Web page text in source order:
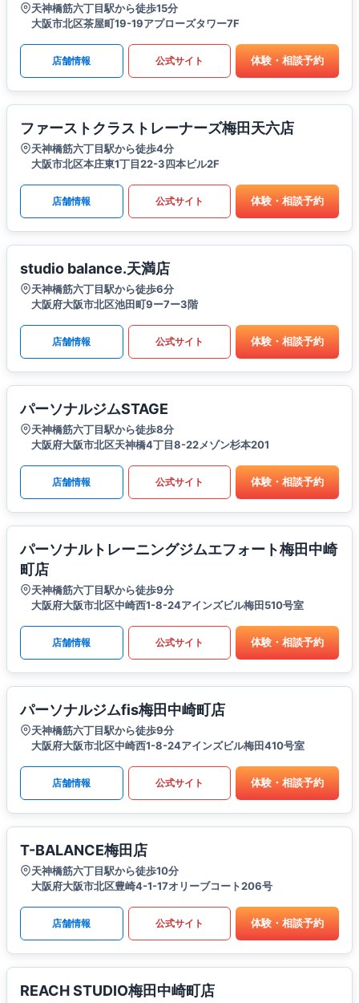
天神橋筋六丁目駅から徒歩15分
大阪市北区茶屋町19-19アプローズタワー7F
店舗情報 公式サイト 体験・相談予約
ファーストクラストレーナーズ梅田天六店
天神橋筋六丁目駅から徒歩4分
大阪市北区本庄東1丁目22-3四本ビル2F
店舗情報 公式サイト 体験・相談予約
studio balance.天満店
天神橋筋六丁目駅から徒歩6分
大阪府大阪市北区池田町9ー7ー3階
店舗情報 公式サイト 体験・相談予約
パーソナルジムSTAGE
天神橋筋六丁目駅から徒歩8分
大阪府大阪市北区天神橋4丁目8-22メゾン杉本201
店舗情報 公式サイト 体験・相談予約
パーソナルトレーニングジムエフォート梅田中崎
町店
天神橋筋六丁目駅から徒歩9分
大阪府大阪市北区中崎西1-8-24アインズビル梅田510号室
店舗情報 公式サイト 体験・相談予約
パーソナルジムfis梅田中崎町店
天神橋筋六丁目駅から徒歩9分
大阪府大阪市北区中崎西1-8-24アインズビル梅田410号室
店舗情報 公式サイト 体験・相談予約
T-BALANCE梅田店
天神橋筋六丁目駅から徒歩10分
大阪府大阪市北区豊崎4-1-17オリーブコート206号
店舗情報 公式サイト 体験・相談予約
REACH STUDIO梅田中崎町店